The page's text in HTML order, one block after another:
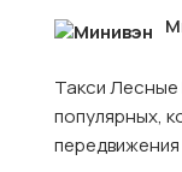
Такси Лесные
популярных,